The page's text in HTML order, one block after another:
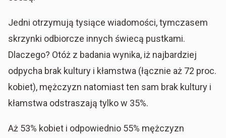
Jedni otrzymują tysiące wiadomości, tymczasem
skrzynki odbiorcze innych świecą pustkami.
Dlaczego? Otóż z badania wynika, iż najbardziej
odpycha brak kultury i kłamstwa (łącznie aż 72 proc.
kobiet), mężczyzn natomiast ten sam brak kultury i
kłamstwa odstraszają tylko w 35%.
Aż 53% kobiet i odpowiednio 55% mężczyzn